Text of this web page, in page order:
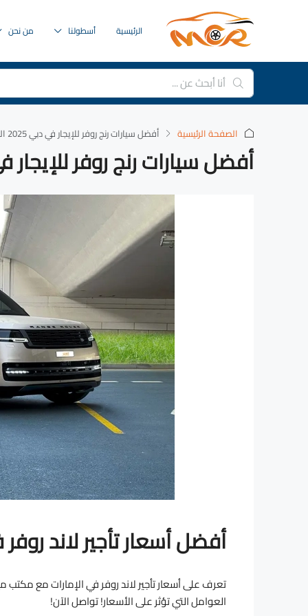
الرئيسية أسطولنا من نحن
الصفحة الرئيسية ‏أفضل سيارات رنج روفر للإيجار في دبي 2025 الصورة
أفضل سيارات رنج روفر للإيجار في
أفضل أسعار تأجير لاند
العوامل التي تؤثر على الأسعار! تواصل الآن!